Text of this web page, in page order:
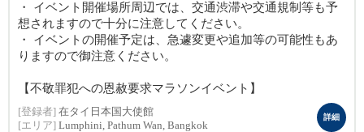
・ イベント開催場所周辺では、交通渋滞や交通規制等も予
想されますので十分に注意してください。
・ イベントの開催予定は、急遽変更や追加等の可能性もあ
りますので御注意ください。
【不敬罪犯への恩赦要求マラソンイベント】
[登録者] 在タイ日本国大使館
[エリア] Lumphini, Pathum Wan, Bangkok
詳細